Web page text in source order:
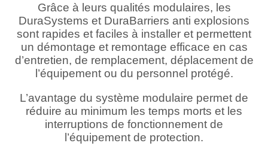
Grâce à leurs qualités modulaires, les
DuraSystems et DuraBarriers anti explosions
sont rapides et faciles à installer et permettent
un démontage et remontage efficace en cas
d’entretien, de remplacement, déplacement de
l’équipement ou du personnel protégé.
L’avantage du système modulaire permet de
réduire au minimum les temps morts et les
interruptions de fonctionnement de
l’équipement de protection.